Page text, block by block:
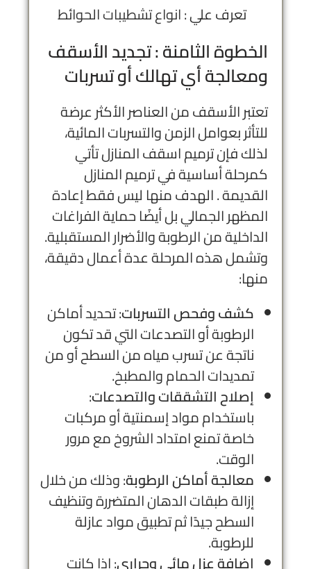
تعرف علي :انواع تشطيبات الحوائط
الخطوة الثامنة :تجديد الأسقف
ومعالجة أي تهالك أو تسربات
تعتبر الأسقف من العناصر الأكثر عرضة
للتأثر بعوامل الزمن والتسربات المائية،
لذلك فإن ترميم اسقف المنازل تأتي
كمرحلة أساسية في ترميم المنازل
القديمة . الهدف منها ليس فقط إعادة
المظهر الجمالي بل أيضًا حماية الفراغات
الداخلية من الرطوبة والأضرار المستقبلية.
وتشمل هذه المرحلة عدة أعمال دقيقة،
منها:
كشف وفحص التسربات: تحديد أماكن
الرطوبة أو التصدعات التي قد تكون
ناتجة عن تسرب مياه من السطح أو من
تمديدات الحمام والمطبخ.
إصلاح التشققات والتصدعات:
باستخدام مواد إسمنتية أو مركبات
خاصة تمنع امتداد الشروخ مع مرور
الوقت.
معالجة أماكن الرطوبة: وذلك من خلال
إزالة طبقات الدهان المتضررة وتنظيف
السطح جيدًا ثم تطبيق مواد عازلة
للرطوبة.
إضافة عزل مائي وحراري: إذا كانت